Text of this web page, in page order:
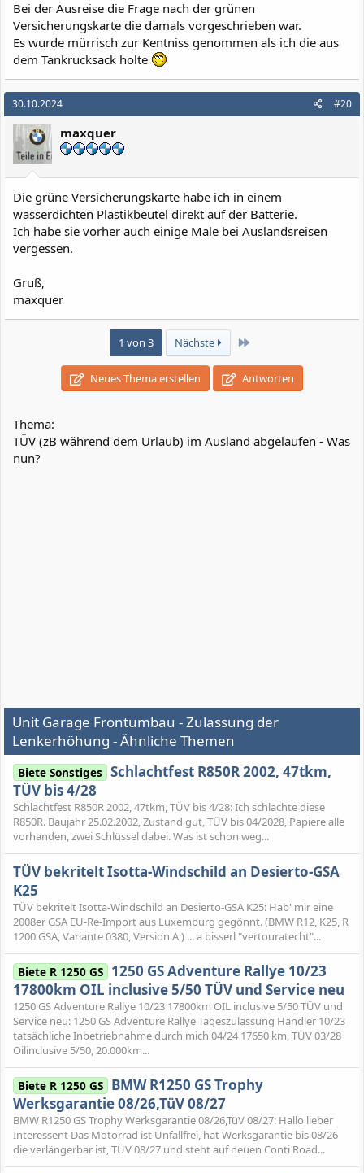
Bei der Ausreise die Frage nach der grünen
Versicherungskarte die damals vorgeschrieben war.
Es wurde mürrisch zur Kentniss genommen als ich die aus
dem Tankrucksack holte
30.10.2024 #20
maxquer
Die grüne Versicherungskarte habe ich in einem
wasserdichten Plastikbeutel direkt auf der Batterie.
Ich habe sie vorher auch einige Male bei Auslandsreisen
vergessen.
Gruß,
maxquer
1 von 3 Nächste Letzte
Neues Thema erstellen Antworten
Thema:
TÜV (zB während dem Urlaub) im Ausland abgelaufen - Was
nun?
Unit Garage Frontumbau - Zulassung der
Lenkerhöhung - Ähnliche Themen
Biete Sonstiges Schlachtfest R850R 2002, 47tkm,
TÜV bis 4/28
Schlachtfest R850R 2002, 47tkm, TÜV bis 4/28: Ich schlachte diese
R850R. Baujahr 25.02.2002, Zustand gut, TÜV bis 04/2028, Papiere alle
vorhanden, zwei Schlüssel dabei. Was ist schon weg...
TÜV bekritelt Isotta-Windschild an Desierto-GSA
K25
TÜV bekritelt Isotta-Windschild an Desierto-GSA K25: Hab' mir eine
2008er GSA EU-Re-Import aus Luxemburg gegönnt. (BMW R12, K25, R
1200 GSA, Variante 0380, Version A ) ... a bisserl "vertouratecht"...
Biete R 1250 GS 1250 GS Adventure Rallye 10/23
17800km OIL inclusive 5/50 TÜV und Service neu
1250 GS Adventure Rallye 10/23 17800km OIL inclusive 5/50 TÜV und
Service neu: 1250 GS Adventure Rallye Tageszulassung Händler 10/23
tatsächliche Inbetriebnahme durch mich 04/24 17650 km, TÜV 03/28
Oilinclusive 5/50, 20.000km...
Biete R 1250 GS BMW R1250 GS Trophy
Werksgarantie 08/26,TüV 08/27
BMW R1250 GS Trophy Werksgarantie 08/26,TüV 08/27: Hallo lieber
Interessent Das Motorrad ist Unfallfrei, hat Werksgarantie bis 08/26
die verlängerbar ist, TÜV 08/27 und steht auf neuen Conti Road...